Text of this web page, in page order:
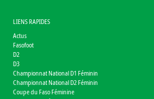
LIENS RAPIDES
Actus
Fasofoot
D2
D3
Championnat National D1 Féminin
Championnat National D2 Féminin
Coupe du Faso Féminine